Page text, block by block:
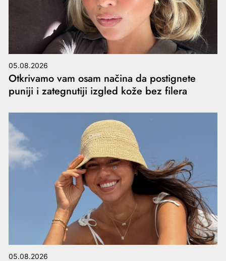
05.08.2026
Otkrivamo vam osam načina da postignete
puniji i zategnutiji izgled kože bez filera
05.08.2026